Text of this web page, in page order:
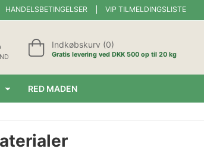
HANDELSBETINGELSER VIP TILMELDINGSLISTE
Indkøbskurv (0)
Gratis levering ved DKK 500 op til 20 kg
RED MADEN